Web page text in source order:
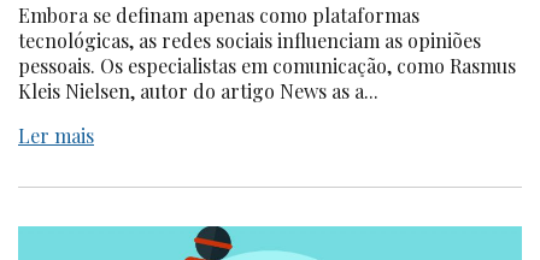
Embora se definam apenas como plataformas
tecnológicas, as redes sociais influenciam as opiniões
pessoais. Os especialistas em comunicação, como Rasmus
Kleis Nielsen, autor do artigo News as a...
Ler mais